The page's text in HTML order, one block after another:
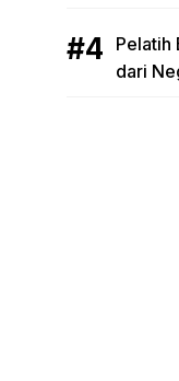
Pelatih
dari